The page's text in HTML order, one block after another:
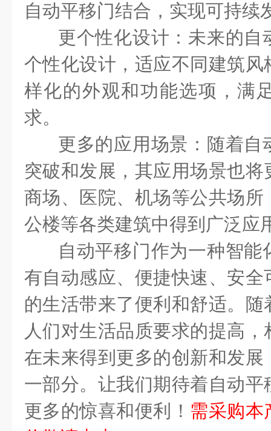
自动平移门结合，实现可持续
更个性化设计：未来的自
个性化设计，适应不同建筑
样化的外观和功能选项，满
求。
更多的应用场景：随着自
突破和发展，其应用场景也
商场、医院、机场等公共场
公楼等各类建筑中得到广泛应
自动平移门作为一种智能
有自动感应、便捷快速、安
的生活带来了便利和舒适。
人们对生活品质要求的提高
在未来得到更多的创新和发
一部分。让我们期待着自动
更多的惊喜和便利！ 需采购本